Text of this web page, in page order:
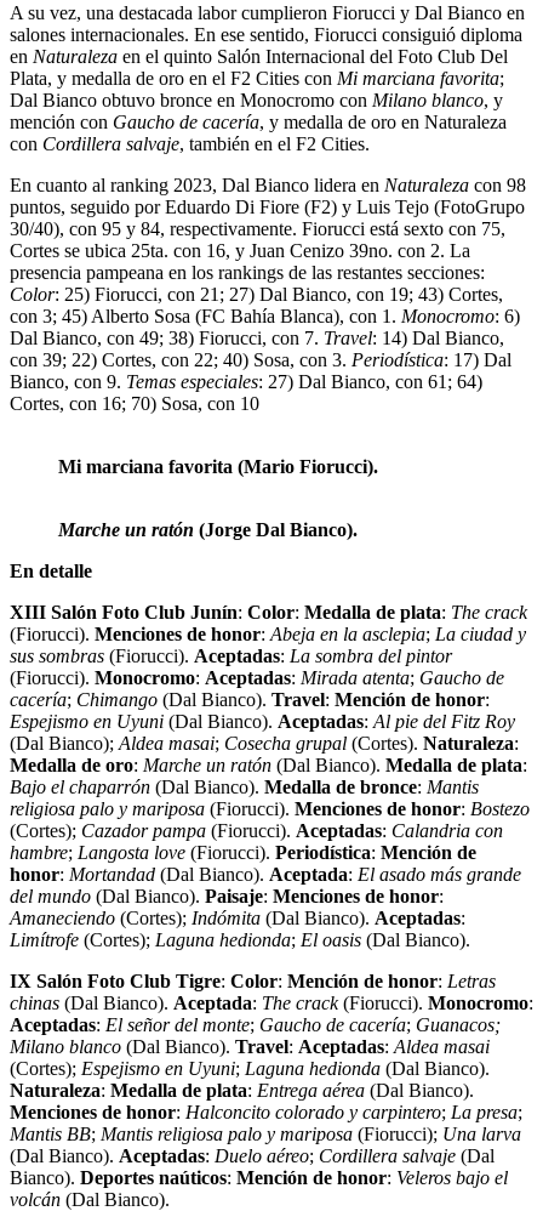
A su vez, una destacada labor cumplieron Fiorucci y Dal Bianco en
salones internacionales. En ese sentido, Fiorucci consiguió diploma
en Naturaleza en el quinto Salón Internacional del Foto Club Del
Plata, y medalla de oro en el F2 Cities con Mi marciana favorita;
Dal Bianco obtuvo bronce en Monocromo con Milano blanco, y
mención con Gaucho de cacería, y medalla de oro en Naturaleza
con Cordillera salvaje, también en el F2 Cities.
En cuanto al ranking 2023, Dal Bianco lidera en Naturaleza con 98
puntos, seguido por Eduardo Di Fiore (F2) y Luis Tejo (FotoGrupo
30/40), con 95 y 84, respectivamente. Fiorucci está sexto con 75,
Cortes se ubica 25ta. con 16, y Juan Cenizo 39no. con 2. La
presencia pampeana en los rankings de las restantes secciones:
Color: 25) Fiorucci, con 21; 27) Dal Bianco, con 19; 43) Cortes,
con 3; 45) Alberto Sosa (FC Bahía Blanca), con 1. Monocromo: 6)
Dal Bianco, con 49; 38) Fiorucci, con 7. Travel: 14) Dal Bianco,
con 39; 22) Cortes, con 22; 40) Sosa, con 3. Periodística: 17) Dal
Bianco, con 9. Temas especiales: 27) Dal Bianco, con 61; 64)
Cortes, con 16; 70) Sosa, con 10
Mi marciana favorita (Mario Fiorucci).
Marche un ratón (Jorge Dal Bianco).
En detalle
XIII Salón Foto Club Junín: Color: Medalla de plata: The crack
(Fiorucci). Menciones de honor: Abeja en la asclepia; La ciudad y
sus sombras (Fiorucci). Aceptadas: La sombra del pintor
(Fiorucci). Monocromo: Aceptadas: Mirada atenta; Gaucho de
cacería; Chimango (Dal Bianco). Travel: Mención de honor:
Espejismo en Uyuni (Dal Bianco). Aceptadas: Al pie del Fitz Roy
(Dal Bianco); Aldea masai; Cosecha grupal (Cortes). Naturaleza:
Medalla de oro: Marche un ratón (Dal Bianco). Medalla de plata:
Bajo el chaparrón (Dal Bianco). Medalla de bronce: Mantis
religiosa palo y mariposa (Fiorucci). Menciones de honor: Bostezo
(Cortes); Cazador pampa (Fiorucci). Aceptadas: Calandria con
hambre; Langosta love (Fiorucci). Periodística: Mención de
honor: Mortandad (Dal Bianco). Aceptada: El asado más grande
del mundo (Dal Bianco). Paisaje: Menciones de honor:
Amaneciendo (Cortes); Indómita (Dal Bianco). Aceptadas:
Limítrofe (Cortes); Laguna hedionda; El oasis (Dal Bianco).
IX Salón Foto Club Tigre: Color: Mención de honor: Letras
chinas (Dal Bianco). Aceptada: The crack(Fiorucci). Monocromo:
Aceptadas: El señor del monte; Gaucho de cacería; Guanacos;
Milano blanco (Dal Bianco). Travel: Aceptadas: Aldea masai
(Cortes); Espejismo en Uyuni; Laguna hedionda (Dal Bianco).
Naturaleza: Medalla de plata: Entrega aérea (Dal Bianco).
Menciones de honor: Halconcito colorado y carpintero; La presa;
Mantis BB; Mantis religiosa palo y mariposa (Fiorucci); Una larva
(Dal Bianco). Aceptadas: Duelo aéreo; Cordillera salvaje (Dal
Bianco). Deportes naúticos: Mención de honor: Veleros bajo el
volcán (Dal Bianco).